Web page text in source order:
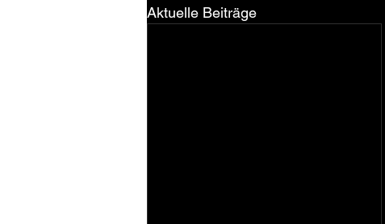
Aktuelle Beiträge